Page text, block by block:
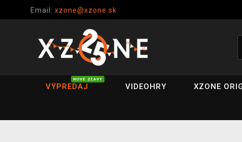
Email: xzone@xzone.sk
VÝPREDAJ
NOVÉ ZĽAVY
VIDEOHRY XZONE